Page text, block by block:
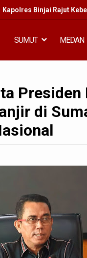
Kapolres Binjai Rajut
SUMUT MEDAN
Presiden
di